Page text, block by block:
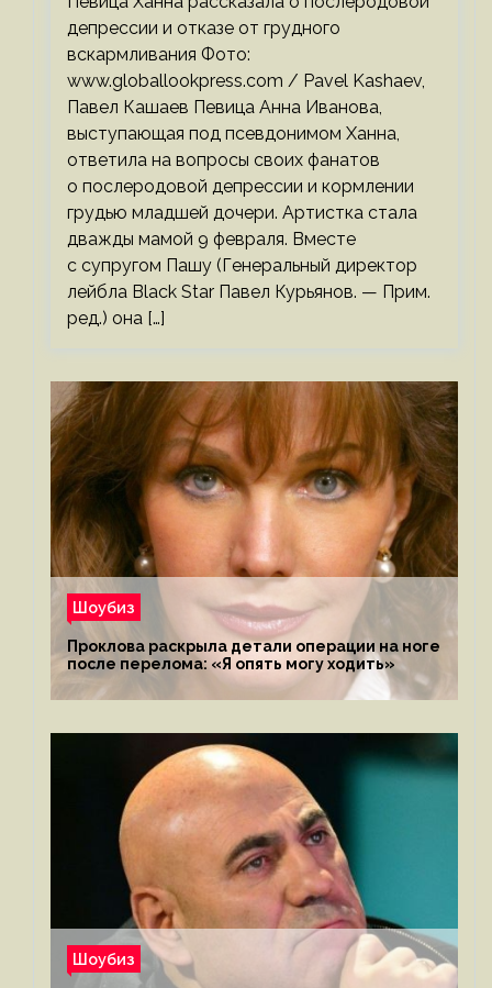
депрессии и отказе от грудного
вскармливания Фото:
www.globallookpress.com / Pavel Kashaev,
Павел Кашаев Певица Анна Иванова,
выступающая под псевдонимом Ханна,
ответила на вопросы своих фанатов
о послеродовой депрессии и кормлении
грудью младшей дочери. Артистка стала
дважды мамой 9 февраля. Вместе
с супругом Пашу (Генеральный директор
лейбла Black Star Павел Курьянов. — Прим.
ред.) она […]
Шоубиз
Проклова раскрыла детали операции на ноге
после перелома: «Я опять могу ходить»
Шоубиз